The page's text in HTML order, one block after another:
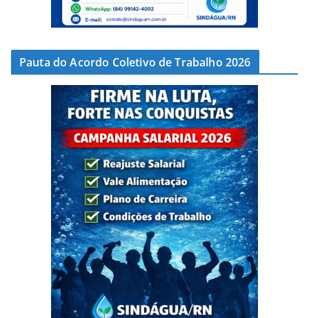
Pauta do Acordo Coletivo de Trabalho 2026